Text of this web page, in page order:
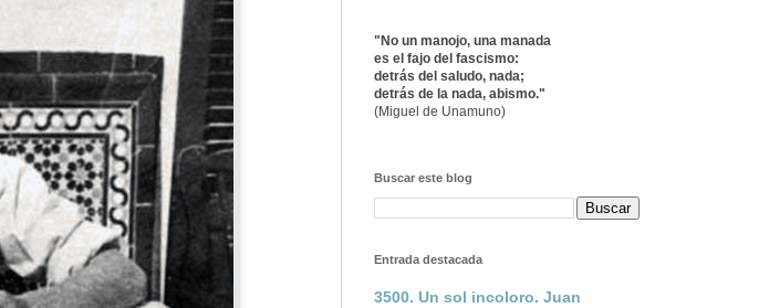
"No un manojo, una manada
es el fajo del fascismo:
detrás del saludo, nada;
detrás de la nada, abismo."
(Miguel de Unamuno)
Buscar este blog
Entrada destacada
3500. Un sol incoloro. Juan